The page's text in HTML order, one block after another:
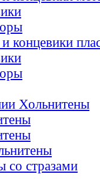
концевики
Хольнитены
со стразами